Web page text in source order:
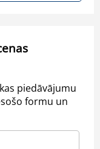
piedāvājumu
formu un